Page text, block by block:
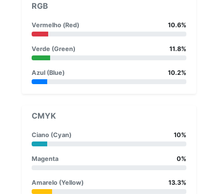
RGB
Vermelho (Red) 10.6%
Verde (Green) 11.8%
Azul (Blue) 10.2%
CMYK
Ciano (Cyan) 10%
Magenta 0%
Amarelo (Yellow) 13.3%